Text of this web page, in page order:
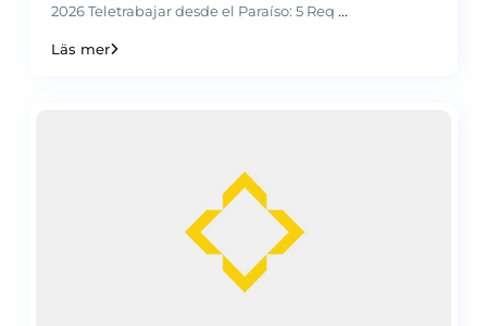
2026 Teletrabajar desde el Paraíso: 5 Req ...
Läs mer